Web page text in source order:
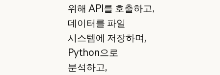
위해 API를 호출하고,
데이터를 파일
시스템에 저장하며,
Python으로
분석하고,